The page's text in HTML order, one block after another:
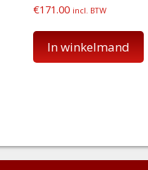
€171.00 incl. BTW
In winkelmand